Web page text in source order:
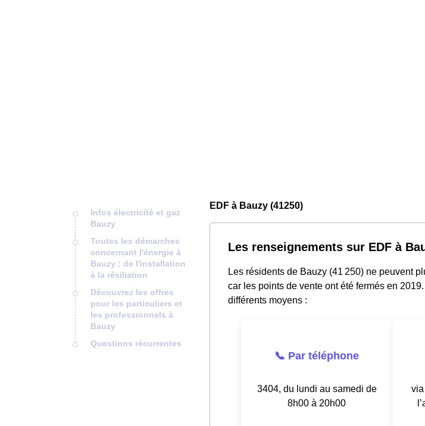
Infos électricité et gaz
Bauzy
Toutes les démarches
concernant l'énergie à
Bauzy : de l'installation
à la résiliation
Découvrez les offres
pour les particuliers et
les professionnels à
Bauzy
Questions récurrentes
EDF à Bauzy (41250)
Les renseignements sur EDF à
Les résidents de Bauzy (41 250) ne peuvent
car les points de vente ont été fermés en
différents moyens :
📞 Par téléphone
3404, du lundi au samedi de
8h00 à 20h00
via